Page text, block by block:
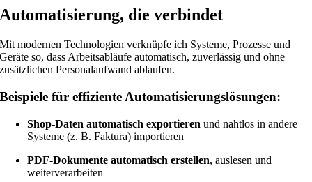
Automatisierung, die verbindet
Mit modernen Technologien verknüpfe ich Systeme, Prozesse und
Geräte so, dass Arbeitsabläufe automatisch, zuverlässig und ohne
zusätzlichen Personalaufwand ablaufen.
Beispiele für effiziente Automatisierungslösungen:
Shop-Daten automatisch exportieren und nahtlos in andere
Systeme (z. B. Faktura) importieren
PDF-Dokumente automatisch erstellen, auslesen und
weiterverarbeiten